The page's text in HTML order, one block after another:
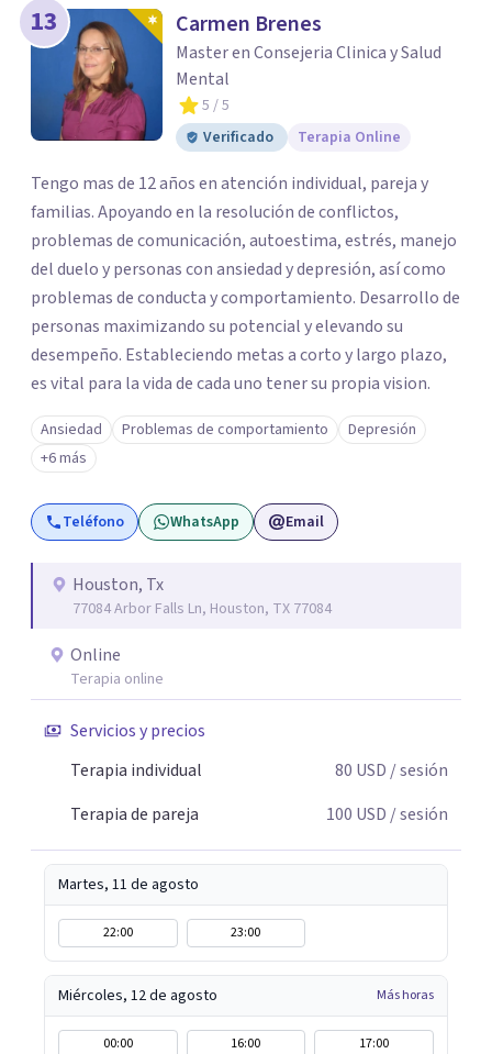
13 Carmen Brenes
Master en Consejeria Clinica y Salud
Mental
5 / 5
Verificado
Terapia Online
Tengo mas de 12 años en atención individual, pareja y
familias. Apoyando en la resolución de conflictos,
problemas de comunicación, autoestima, estrés, manejo
del duelo y personas con ansiedad y depresión, así como
problemas de conducta y comportamiento. Desarrollo de
personas maximizando su potencial y elevando su
desempeño. Estableciendo metas a corto y largo plazo,
es vital para la vida de cada uno tener su propia vision.
Ansiedad Problemas de comportamiento
Depresión
+6 más
Teléfono WhatsApp Email
Houston, Tx
77084 Arbor Falls Ln, Houston, TX 77084
Online
Terapia online
Servicios y precios
Terapia individual
80 USD / sesión
Terapia de pareja
100 USD / sesión
Martes, 11 de agosto
22:00 23:00
Miércoles, 12 de agosto Más horas
00:00 16:00
17:00